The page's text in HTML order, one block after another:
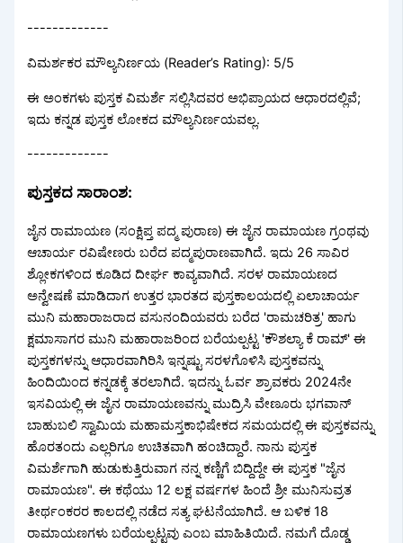
-------------
ವಿಮರ್ಶಕರ ಮೌಲ್ಯನಿರ್ಣಯ (Reader’s Rating): 5/5
ಈ ಅಂಕಗಳು ಪುಸ್ತಕ ವಿಮರ್ಶೆ ಸಲ್ಲಿಸಿದವರ ಅಭಿಪ್ರಾಯದ ಆಧಾರದಲ್ಲಿವೆ;
ಇದು ಕನ್ನಡ ಪುಸ್ತಕ ಲೋಕದ ಮೌಲ್ಯನಿರ್ಣಯವಲ್ಲ.
-------------
ಪುಸ್ತಕದ ಸಾರಾಂಶ:
ಜೈನ ರಾಮಾಯಣ (ಸಂಕ್ಷಿಪ್ತ ಪದ್ಮ ಪುರಾಣ) ಈ ಜೈನ ರಾಮಾಯಣ ಗ್ರಂಥವು
ಆಚಾರ್ಯ ರವಿಷೇಣರು ಬರೆದ ಪದ್ಮಪುರಾಣವಾಗಿದೆ. ಇದು 26 ಸಾವಿರ
ಶ್ಲೋಕಗಳಿಂದ ಕೂಡಿದ ದೀರ್ಘ ಕಾವ್ಯವಾಗಿದೆ. ಸರಳ ರಾಮಾಯಣದ
ಅನ್ವೇಷಣೆ ಮಾಡಿದಾಗ ಉತ್ತರ ಭಾರತದ ಪುಸ್ತಕಾಲಯದಲ್ಲಿ ಏಲಾಚಾರ್ಯ
ಮುನಿ ಮಹಾರಾಜರಾದ ವಸುನಂದಿಯವರು ಬರೆದ 'ರಾಮಚರಿತ್ರ' ಹಾಗು
ಕ್ಷಮಾಸಾಗರ ಮುನಿ ಮಹಾರಾಜರಿಂದ ಬರೆಯಲ್ಪಟ್ಟ 'ಕೌಶಲ್ಯಾ ಕೆ ರಾಮ್' ಈ
ಪುಸ್ತಕಗಳನ್ನು ಆಧಾರವಾಗಿರಿಸಿ ಇನ್ನಷ್ಟು ಸರಳಗೊಳಿಸಿ ಪುಸ್ತಕವನ್ನು
ಹಿಂದಿಯಿಂದ ಕನ್ನಡಕ್ಕೆ ತರಲಾಗಿದೆ. ಇದನ್ನು ಓರ್ವ ಶ್ರಾವಕರು 2024ನೇ
ಇಸವಿಯಲ್ಲಿ ಈ ಜೈನ ರಾಮಾಯಣವನ್ನು ಮುದ್ರಿಸಿ ವೇಣೂರು ಭಗವಾನ್
ಬಾಹುಬಲಿ ಸ್ವಾಮಿಯ ಮಹಾಮಸ್ತಕಾಭಿಷೇಕದ ಸಮಯದಲ್ಲಿ ಈ ಪುಸ್ತಕವನ್ನು
ಹೊರತಂದು ಎಲ್ಲರಿಗೂ ಉಚಿತವಾಗಿ ಹಂಚಿದ್ದಾರೆ. ನಾನು ಪುಸ್ತಕ
ವಿಮರ್ಶೆಗಾಗಿ ಹುಡುಕುತ್ತಿರುವಾಗ ನನ್ನ ಕಣ್ಣಿಗೆ ಬಿದ್ದಿದ್ದೇ ಈ ಪುಸ್ತಕ "ಜೈನ
ರಾಮಾಯಣ". ಈ ಕಥೆಯು 12 ಲಕ್ಷ ವರ್ಷಗಳ ಹಿಂದೆ ಶ್ರೀ ಮುನಿಸುವ್ರತ
ತೀರ್ಥಂಕರರ ಕಾಲದಲ್ಲಿ ನಡೆದ ಸತ್ಯ ಘಟನೆಯಾಗಿದೆ. ಆ ಬಳಿಕ 18
ರಾಮಾಯಣಗಳು ಬರೆಯಲ್ಪಟ್ಟವು ಎಂಬ ಮಾಹಿತಿಯಿದೆ. ನಮಗೆ ದೊಡ್ಡ